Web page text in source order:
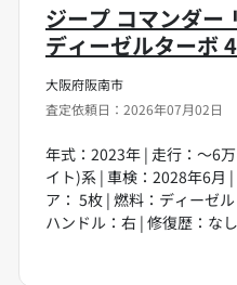
大阪府阪南市
査定依頼日：2026年07月02日
ジープ コマンダー
ディーゼルターボ
年式：2023年 | 走行：～6
イト)系 | 車検：2028年6月
ア： 5枚 | 燃料：ディーゼ
ハンドル：右 | 修復歴：なし